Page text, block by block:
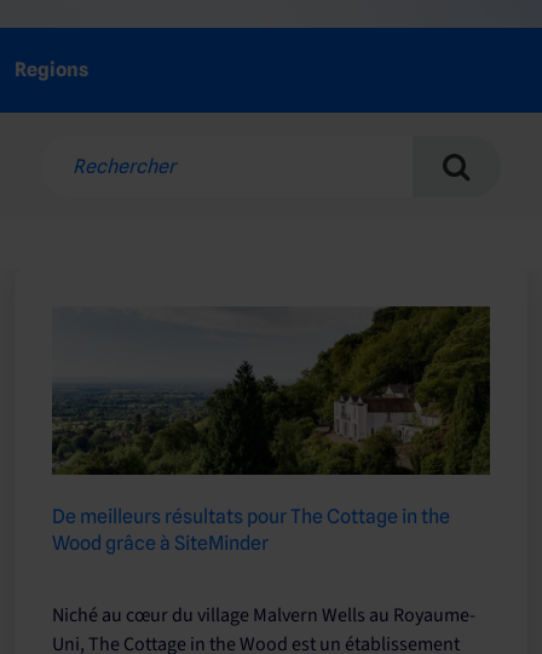
Regions
Rechercher
De meilleurs résultats pour The Cottage in the
Wood grâce à SiteMinder
Niché au cœur du village Malvern Wells au Royaume-
Uni, The Cottage in the Wood est un établissement